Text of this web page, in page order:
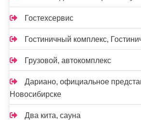
Гостехсервис
Гостиничный комплекс,
Грузовой, автокомплекс
Дариано, официальное
Новосибирске
Два кита, сауна